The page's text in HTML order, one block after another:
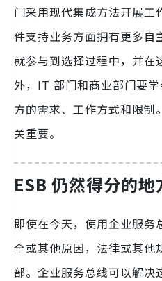
门采用现代集成方法开展工
件支持业务方面拥有更多自
就参与到选择过程中，并在
外，IT 部门和商业部门要
方的需求、工作方式和限制
关重要。
ESB 仍然得分的
即使在今天，使用企业服务
全或其他原因，法律或其他
部。企业服务总线可以解决